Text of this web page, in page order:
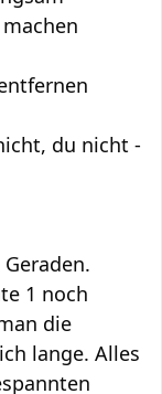
du nicht -
1 noch
die
lange. Alles